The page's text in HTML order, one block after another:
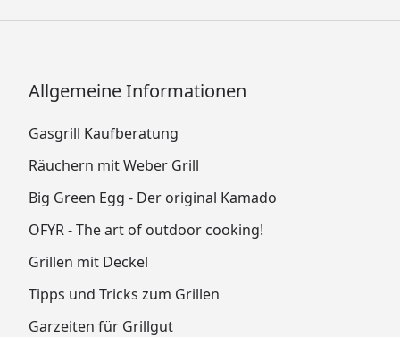
Allgemeine Informationen
Gasgrill Kaufberatung
Räuchern mit Weber Grill
Big Green Egg - Der original Kamado
OFYR - The art of outdoor cooking!
Grillen mit Deckel
Tipps und Tricks zum Grillen
Garzeiten für Grillgut